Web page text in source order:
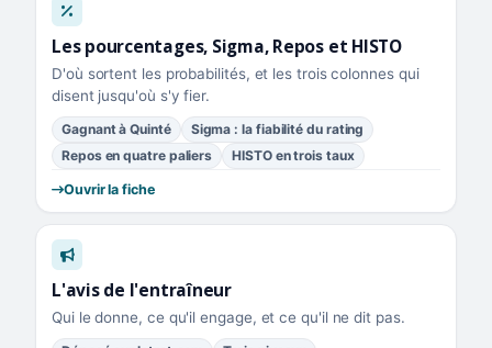
Les pourcentages, Sigma, Repos et HISTO
D'où sortent les probabilités, et les trois colonnes qui
disent jusqu'où s'y fier.
Gagnant à Quinté
Sigma : la fiabilité du rating
Repos en quatre paliers
HISTO en trois taux
Ouvrir la fiche
L'avis de l'entraîneur
Qui le donne, ce qu'il engage, et ce qu'il ne dit pas.